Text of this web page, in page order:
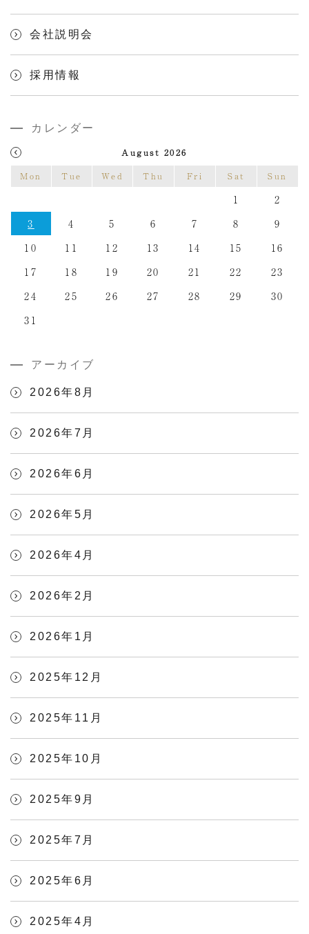
会社説明会
採用情報
カレンダー
August 2026
Mon
Tue Wed Thu Fri Sat Sun
1
2
3
4 5 6 7 8
9
10
11 12 13 14 15
16
17
18 19 20 21 22
23
24
25 26 27 28 29
30
31
アーカイブ
2026年8月
2026年7月
2026年6月
2026年5月
2026年4月
2026年2月
2026年1月
2025年12月
2025年11月
2025年10月
2025年9月
2025年7月
2025年6月
2025年4月